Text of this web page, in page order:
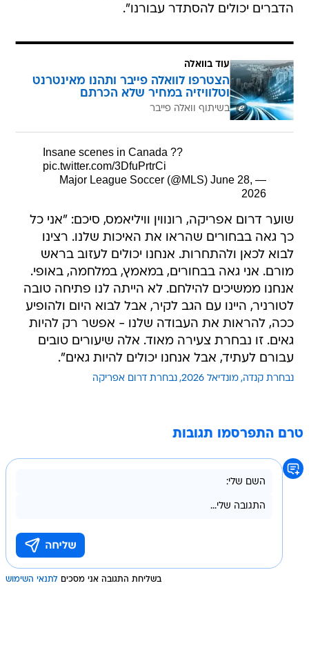
הדברים יכולים להסתדר עבורנו".
עוד בוואלה
הצטרפו לוואלה פייבר ותהנו מאינטרנט
וטלוויזיה במחיר שלא הכרתם
בשיתוף וואלה פייבר
Insane scenes in Canada ??
pic.twitter.com/3DfuPrtrCi
— Major League Soccer (@MLS)
June 28,
2026
שוער דרום אפריקה, רונווין וויליאמס, סיכם: "אני כל
כך גאה בבחורים שהראו את האיכות שלנו. רצינו
לבוא לכאן ולהתחרות. אנחנו יכולים לעזוב בראש
מורם. אני גאה בבחורים, במאמץ, במלחמה, באופי.
אנחנו ממשיכים להילחם. לא הייתה לנו פתיחה טובה
לטורניר, היינו עם הגב לקיר, אבל לבוא היום ולהופיע
ככה, להראות את העבודה שלנו - אפשר רק להיות
גאים. זו נבחרת צעירה מאוד. אלה שיעורים טובים
עבורם לעתיד, אבל אנחנו יכולים להיות גאים".
נבחרת קנדה מונדיאל 2026 נבחרת דרום אפריקה
טרם התפרסמו תגובות
בשליחת התגובה אני מסכים לתנאי השימוש